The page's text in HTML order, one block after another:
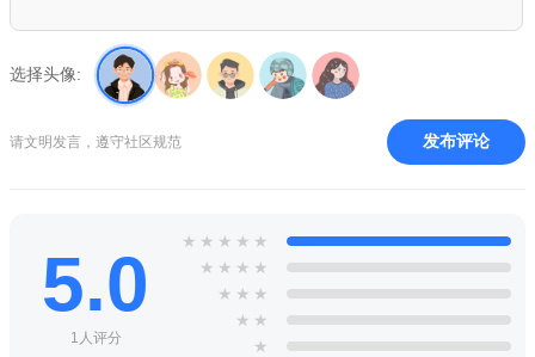
选择头像:
请文明发言，遵守社区规范 发布评论
5.0
1人评分
★ ★ ★ ★ ★
★ ★ ★ ★
★ ★ ★
★ ★
★